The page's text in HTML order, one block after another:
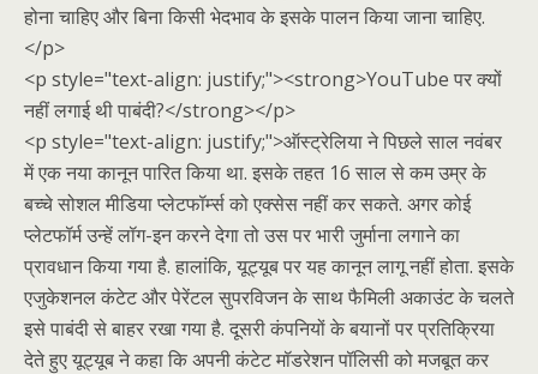
होना चाहिए और बिना किसी भेदभाव के इसके पालन किया जाना चाहिए.
</p>
<p style="text-align: justify;"><strong>YouTube पर क्यों
नहीं लगाई थी पाबंदी?</strong></p>
<p style="text-align: justify;">ऑस्ट्रेलिया ने पिछले साल नवंबर
में एक नया कानून पारित किया था. इसके तहत 16 साल से कम उम्र के
बच्चे सोशल मीडिया प्लेटफॉर्म्स को एक्सेस नहीं कर सकते. अगर कोई
प्लेटफॉर्म उन्हें लॉग-इन करने देगा तो उस पर भारी जुर्माना लगाने का
प्रावधान किया गया है. हालांकि, यूट्यूब पर यह कानून लागू नहीं होता. इसके
एजुकेशनल कंटेट और पेरेंटल सुपरविजन के साथ फैमिली अकाउंट के चलते
इसे पाबंदी से बाहर रखा गया है. दूसरी कंपनियों के बयानों पर प्रतिक्रिया
देते हुए यूट्यूब ने कहा कि अपनी कंटेट मॉडरेशन पॉलिसी को मजबूत कर